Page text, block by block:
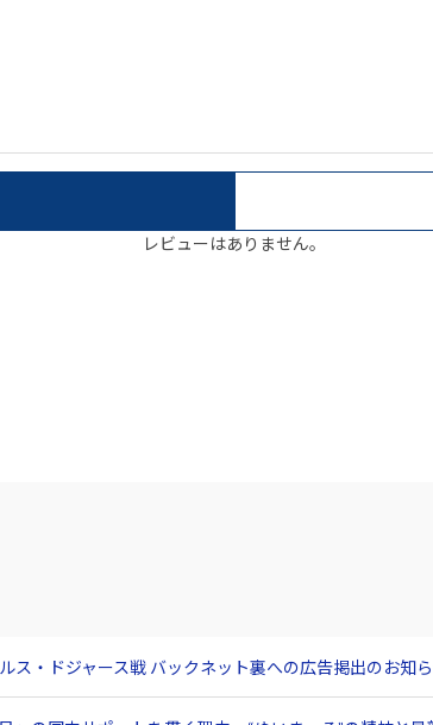
レビューはありません。
ス・ドジャース戦 バックネット裏への広告掲出のお知